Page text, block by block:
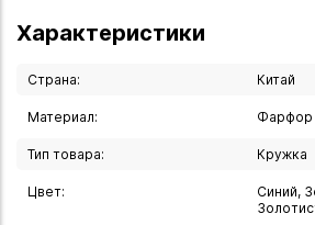
обеспечивает долговечность
сохранять температуру напитка.
Художественный декор
- фон в виде классического
узнаваемую атмосферу игры;
- шахматные фигуры в чёрно золотой
Характеристики
Страна: Китай
Материал: Фарфор
Тип товара: Кружка
Цвет:
Синий,